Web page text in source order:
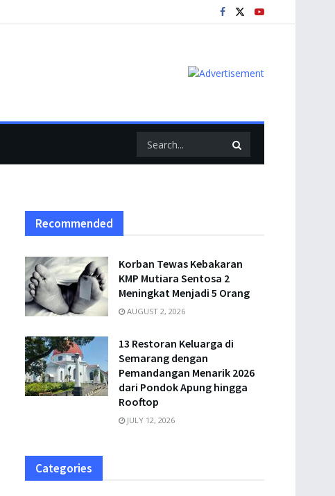
Recommended
Korban Tewas Kebakaran
KMP Mutiara Sentosa 2
Meningkat Menjadi 5 Orang
AUGUST 2, 2026
13 Restoran Keluarga di
Semarang dengan
Pemandangan Menarik 2026
dari Pondok Apung hingga
Rooftop
JULY 12, 2026
Categories